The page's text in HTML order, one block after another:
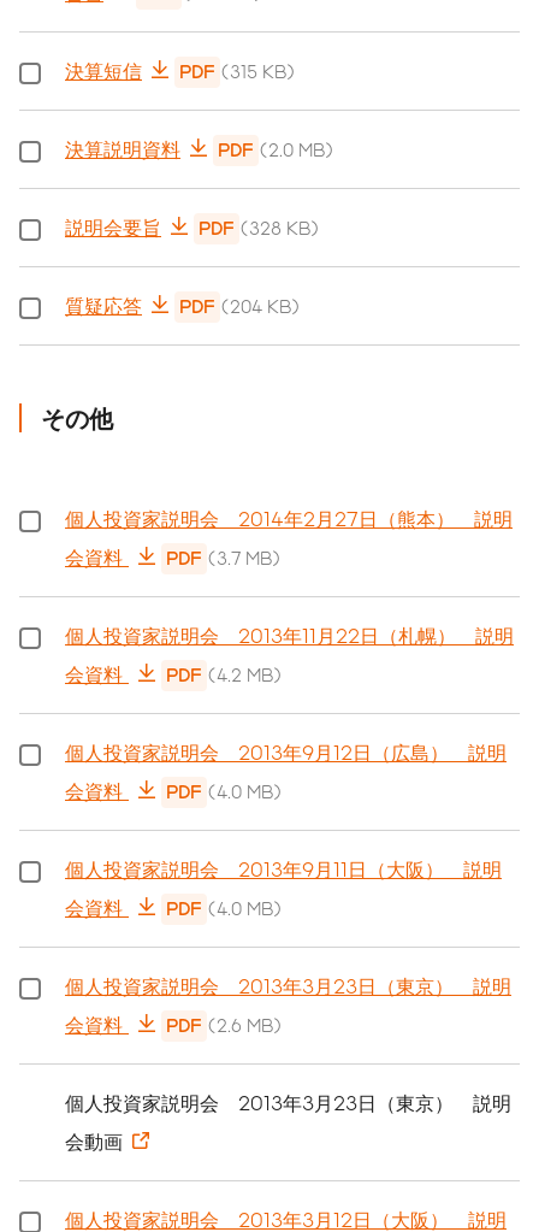
決算短信 PDF (315 KB)
決算説明資料 PDF (2.0 MB)
説明会要旨 PDF (328 KB)
質疑応答 PDF (204 KB)
その他
個人投資家説明会 2014年2月27日（熊本） 説明
会資料
PDF (3.7 MB)
個人投資家説明会 2013年11月22日（札幌） 説明
会資料
PDF (4.2 MB)
個人投資家説明会 2013年9月12日（広島） 説明
会資料
PDF (4.0 MB)
個人投資家説明会 2013年9月11日（大阪） 説明
会資料
PDF (4.0 MB)
個人投資家説明会 2013年3月23日（東京） 説明
会資料
PDF (2.6 MB)
個人投資家説明会 2013年3月23日（東京） 説明
会動画
個人投資家説明会 2013年3月12日（大阪） 説明